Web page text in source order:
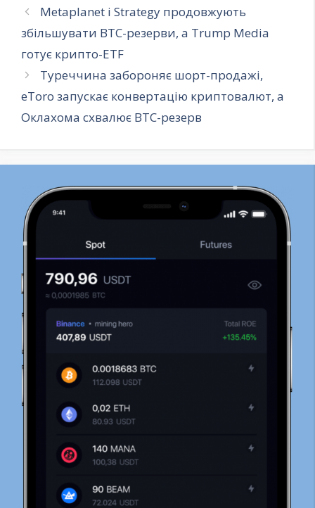
Metaplanet і Strategy продовжують
збільшувати BTC-резерви, а Trump Media
готує крипто-ETF
Туреччина забороняє шорт-продажі,
eToro запускає конвертацію криптовалют, а
Оклахома схвалює BTC-резерв